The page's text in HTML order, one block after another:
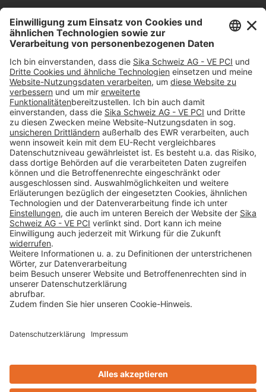
#PCI
Impressum
Datenschutz
AGB
Rechtliche Hinweise
Cookie-Einstellungen öffnen
Betroffenenrechte
www.bimobject.com